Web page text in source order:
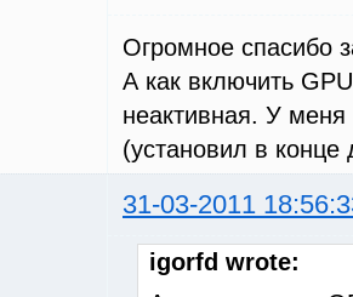
Огромное спасибо
А как включить
неактивная. У
(установил в
31-03-2011
igorfd wrote: